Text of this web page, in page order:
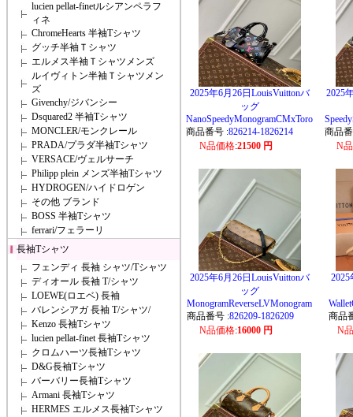
lucien pellat-finetルシアンペラフ
ィネ
ChromeHearts 半袖Tシャツ
グッチ半袖Ｔシャツ
エルメス半袖Ｔシャツメンズ
ルイヴィトン半袖Ｔシャツメン
ズ
Givenchy/ジバンシー
Dsquared2 半袖Tシャツ
MONCLER/モンクレール
PRADA/プラダ半袖Tシャツ
VERSACE/ヴェルサーチ
Philipp plein メンズ半袖Tシャツ
HYDROGEN/ハイドロゲン
その他 ブランド
BOSS 半袖Tシャツ
ferrari/フェラーリ
長袖Tシャツ
フェンディ 長袖 シャツ/Tシャツ
ディオール 長袖 T/シャツ
LOEWE(ロエベ) 長袖
バレンシアガ 長袖 T/シャツ/
Kenzo 長袖Tシャツ
lucien pellat-finet 長袖Tシャツ
クロムハーツ長袖Tシャツ
D&G長袖Tシャツ
バーバリー長袖Tシャツ
Armani 長袖Tシャツ
HERMES エルメス長袖Tシャツ
2025年6月26日LouisVuittonバ
ッグ
NanoSpeedyMonogramCMxToro
商品番号 :826214-1826214
N品価格:21500 円
2025
商品
N
2025年6月26日LouisVuittonバ
ッグ
MonogramReverseLVMonogram
商品番号 :826209-1826209
N品価格:16000 円
商品
N